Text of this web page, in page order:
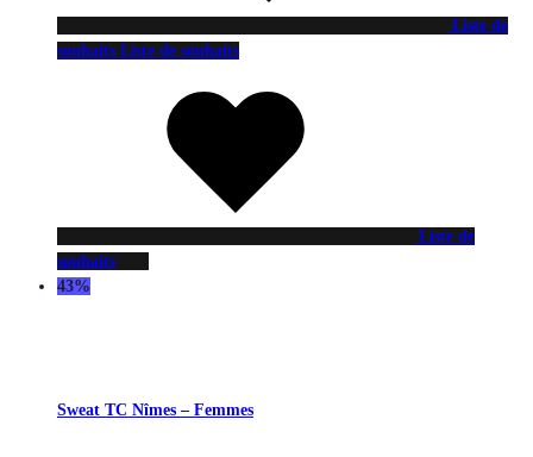
Liste de
souhaits Liste de souhaits
Liste de
souhaits
43%
Sweat TC Nîmes – Femmes